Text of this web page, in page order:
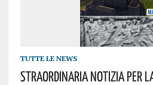
TUTTE LE NEWS
Straordinaria Notizia Per